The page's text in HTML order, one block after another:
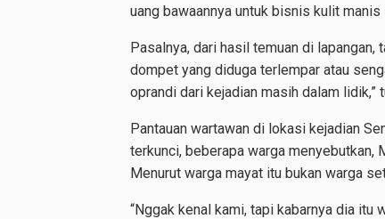
uang bawaannya untuk bisnis kulit manis
Pasalnya, dari hasil temuan di lapangan,
dompet yang diduga terlempar atau
oprandi dari kejadian masih dalam lidik,”
Pantauan wartawan di lokasi kejadian
terkunci, beberapa warga menyebutkan,
Menurut warga mayat itu bukan warga
“Nggak kenal kami, tapi kabarnya dia itu